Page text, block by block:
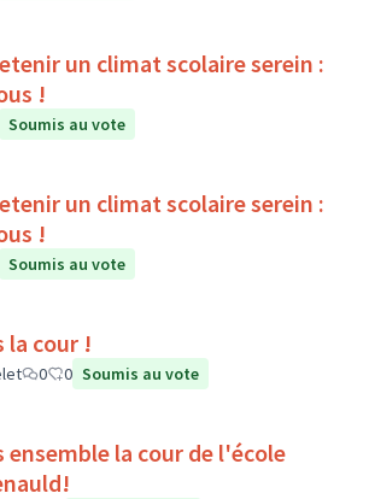
un climat scolaire serein :
!
Soumis au vote
un climat scolaire serein :
!
Soumis au vote
la cour !
0 0 Soumis au vote
ensemble la cour de l'école